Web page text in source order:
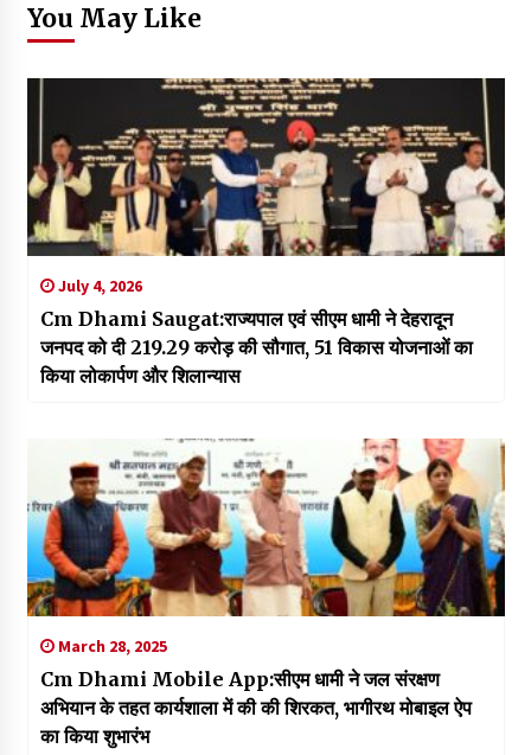
You May Like
July 4, 2026
Cm Dhami Saugat:राज्यपाल एवं सीएम धामी ने देहरादून
जनपद को दी ₹219.29 करोड़ की सौगात, 51 विकास योजनाओं का
किया लोकार्पण और शिलान्यास
March 28, 2025
Cm Dhami Mobile App:सीएम धामी ने जल संरक्षण
अभियान के तहत कार्यशाला में की की शिरकत, भागीरथ मोबाइल ऐप
का किया शुभारंभ